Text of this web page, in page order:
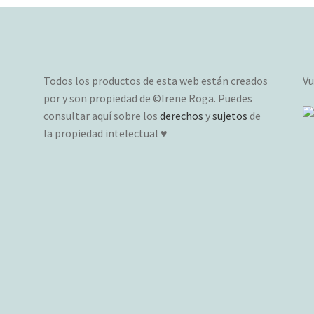
Todos los productos de esta web están creados
por y son propiedad de ©Irene Roga. Puedes
consultar aquí sobre losderechos ysujetos de
la propiedad intelectual ♥